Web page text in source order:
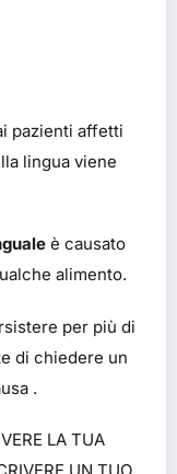
pazienti affetti
lingua viene
è causato
alimento.
per più di
di chiedere un
.
LA TUA